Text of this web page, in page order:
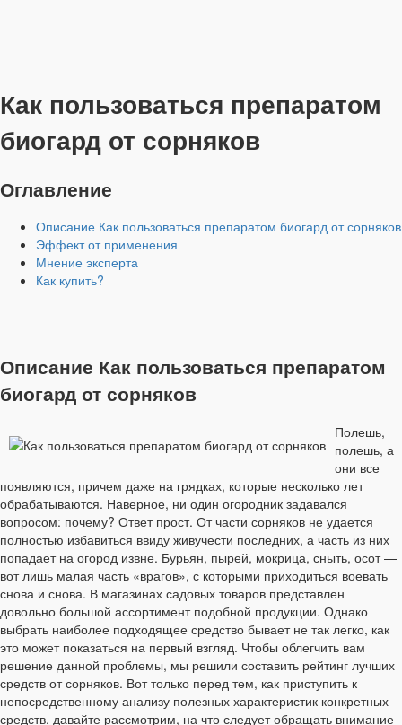
Как пользоваться препаратом
биогард от сорняков
Оглавление
Описание Как пользоваться препаратом биогард от сорняков
Эффект от применения
Мнение эксперта
Как купить?
Описание Как пользоваться препаратом
биогард от сорняков
Полешь,
полешь, а
они все
появляются, причем даже на грядках, которые несколько лет
обрабатываются. Наверное, ни один огородник задавался
вопросом: почему? Ответ прост. От части сорняков не удается
полностью избавиться ввиду живучести последних, а часть из них
попадает на огород извне. Бурьян, пырей, мокрица, сныть, осот —
вот лишь малая часть «врагов», с которыми приходиться воевать
снова и снова. В магазинах садовых товаров представлен
довольно большой ассортимент подобной продукции. Однако
выбрать наиболее подходящее средство бывает не так легко, как
это может показаться на первый взгляд. Чтобы облегчить вам
решение данной проблемы, мы решили составить рейтинг лучших
средств от сорняков. Вот только перед тем, как приступить к
непосредственному анализу полезных характеристик конкретных
средств, давайте рассмотрим, на что следует обращать внимание